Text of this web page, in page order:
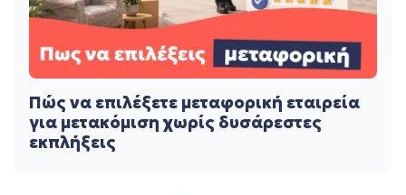
Πώς να επιλέξετε μεταφορική εταιρεία
για μετακόμιση χωρίς δυσάρεστες
εκπλήξεις